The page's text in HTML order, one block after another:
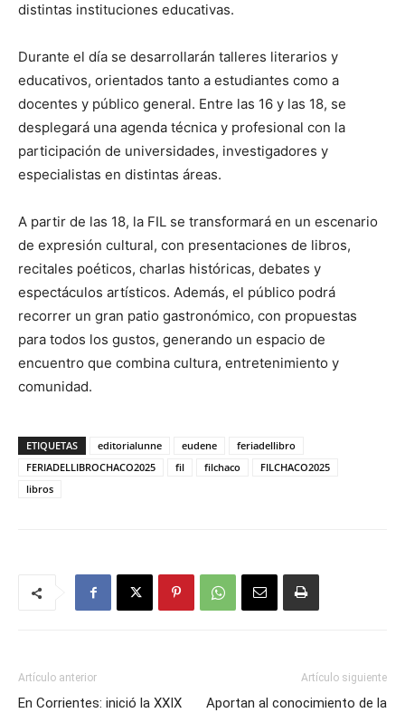
distintas instituciones educativas.
Durante el día se desarrollarán talleres literarios y
educativos, orientados tanto a estudiantes como a
docentes y público general. Entre las 16 y las 18, se
desplegará una agenda técnica y profesional con la
participación de universidades, investigadores y
especialistas en distintas áreas.
A partir de las 18, la FIL se transformará en un escenario
de expresión cultural, con presentaciones de libros,
recitales poéticos, charlas históricas, debates y
espectáculos artísticos. Además, el público podrá
recorrer un gran patio gastronómico, con propuestas
para todos los gustos, generando un espacio de
encuentro que combina cultura, entretenimiento y
comunidad.
ETIQUETAS editorialunne eudene
feriadellibro
FERIADELLIBROCHACO2025
fil filchaco
FILCHACO2025
libros
Artículo anterior
En Corrientes: inició la XXIX
Artículo siguiente
Aportan al conocimiento de la